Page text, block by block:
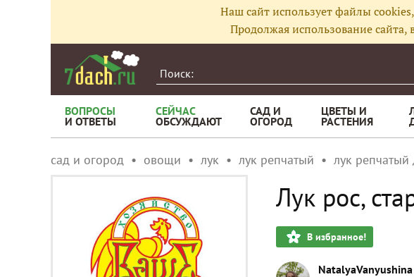
Наш сайт использует файлы
Продолжая использование сайта,
ВОПРОСЫ
И ОТВЕТЫ
СЕЙЧАС
ОБСУЖДАЮТ
САД И
ОГОРОД
ЦВЕТЫ И
РАСТЕНИЯ
сад и огород овощи лук лук репчатый лук репчатый
Лук рос,
В избранное!
NatalyaVanyushina